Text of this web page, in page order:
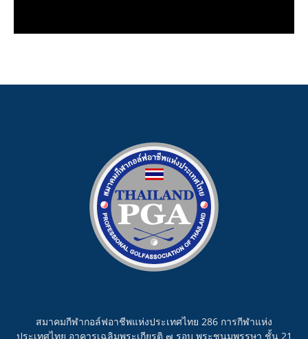
สมาคมกีฬากอล์ฟอาชีพแห่งประเทศไทย 286 การกีฬาแห่ง
ประเทศไทย อาคารเฉลิมพระเกียรติ ๗ รอบ พระชนมพรรษา ชั้น 21